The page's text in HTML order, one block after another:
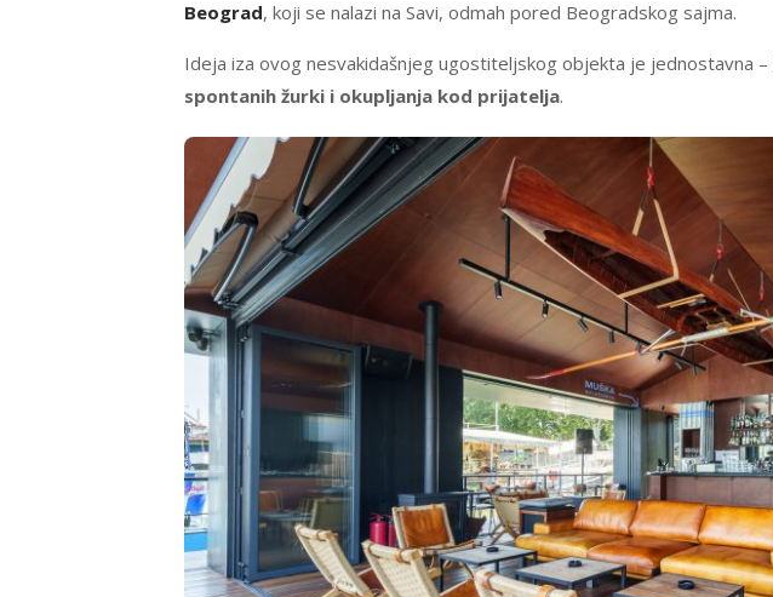
Beograd, koji se nalazi na Savi, odmah pored Beogradskog sajma.
Ideja iza ovog nesvakidašnjeg ugostiteljskog objekta je jednostavna –
spontanih žurki i okupljanja kod prijatelja.